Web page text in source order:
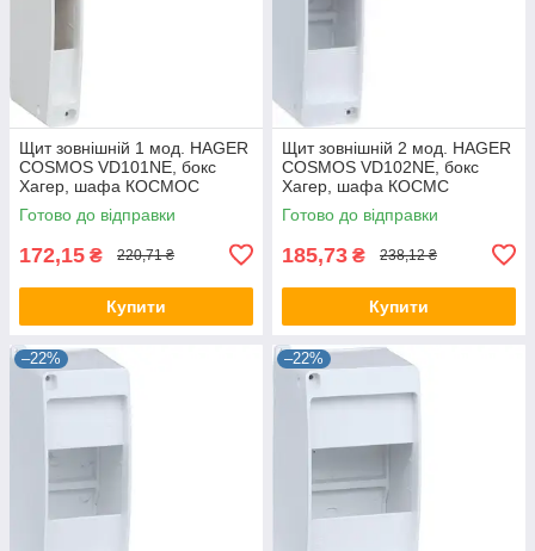
Щит зовнішній 1 мод. HAGER
COSMOS VD101NE, бокс
Хагер, шафа КОСМОС
розподільна навісна (Smart
Rozetka)
Готово до відправки
172,15 ₴ 220,71 ₴
Купити
Щит зовнішній 2 мод. HAGER
COSMOS VD102NE, бокс
Хагер, шафа КОСМС
розподільна навісна
Готово до відправки
185,73 ₴ 238,12 ₴
Купити
–22% –22%